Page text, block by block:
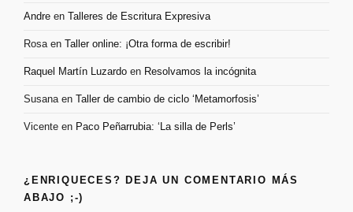
Andre en Talleres de Escritura Expresiva
Rosaen Taller online: ¡Otra forma de escribir!
Raquel Martín Luzardo en Resolvamos la incógnita
Susanaen Taller de cambio de ciclo ‘Metamorfosis’
Vicente en Paco Peñarrubia: ‘La silla de Perls’
¿ENRIQUECES? DEJA UN COMENTARIO MÁS
ABAJO ;-)